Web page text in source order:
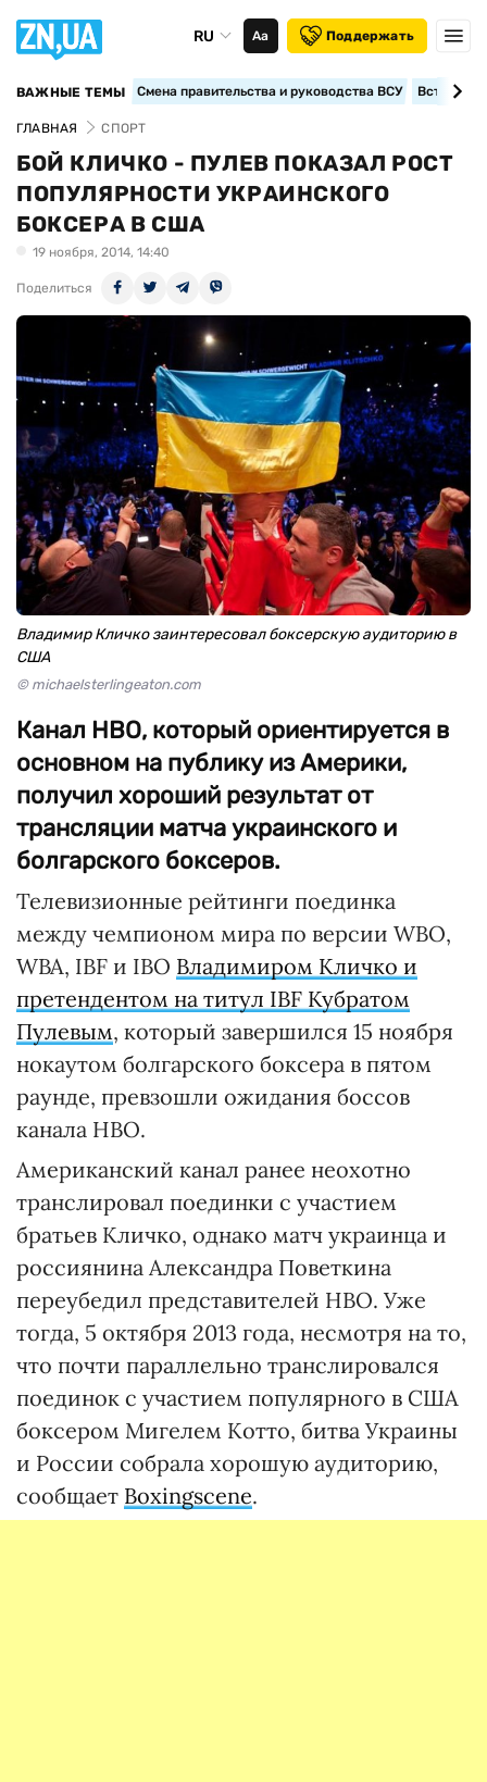
RU Аа Поддержать
ВАЖНЫЕ ТЕМЫ Смена правительства и руководства ВСУ
ГЛАВНАЯ СПОРТ
БОЙ КЛИЧКО - ПУЛЕВ ПОКАЗАЛ РОСТ
ПОПУЛЯРНОСТИ УКРАИНСКОГО
БОКСЕРА В США
19 ноября, 2014, 14:40
Поделиться
Владимир Кличко заинтересовал боксерскую аудиторию в
США
© michaelsterlingeaton.com
Канал НВО, который ориентируется в
основном на публику из Америки,
получил хороший результат от
трансляции матча украинского и
болгарского боксеров.
Телевизионные рейтинги поединка
между чемпионом мира по версии WBO,
WBA, IBF и IBO Владимиром Кличко и
претендентом на титул IBF Кубратом
Пулевым, который завершился 15 ноября
нокаутом болгарского боксера в пятом
раунде, превзошли ожидания боссов
канала НВО.
Американский канал ранее неохотно
транслировал поединки с участием
братьев Кличко, однако матч украинца и
россиянина Александра Поветкина
переубедил представителей НВО. Уже
тогда, 5 октября 2013 года, несмотря на то,
что почти параллельно транслировался
поединок с участием популярного в США
боксером Мигелем Котто, битва Украины
и России собрала хорошую аудиторию,
сообщает Boxingscene.